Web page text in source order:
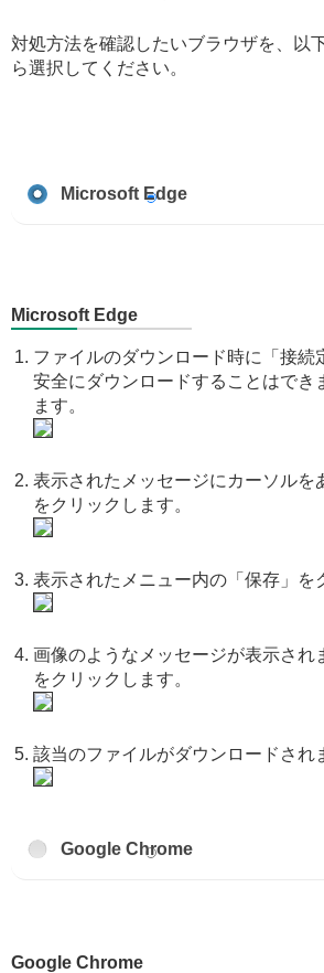
対処方法を確認したいブラウザを、以
ら選択してください。
Microsoft Edge
Microsoft Edge
ファイルのダウンロード時に「接続
安全にダウンロードすることはでき
ます。
表示されたメッセージにカーソルを
をクリックします。
表示されたメニュー内の「保存」を
画像のようなメッセージが表示され
をクリックします。
該当のファイルがダウンロードされ
Google Chrome
Google Chrome